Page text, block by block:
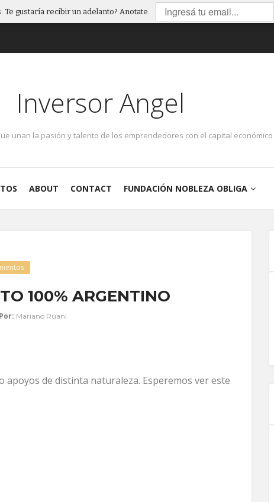
gustaría recibir un adelanto? Anotate.
Inversor Angel
unan la pasión y talento de los emprendedores con el capital
ABOUT CONTACT FUNDACIÓN NOBLEZA OBLIGA
100% ARGENTINO
Por: Mariano Ruani
de distinta naturaleza. Esperemos ver este